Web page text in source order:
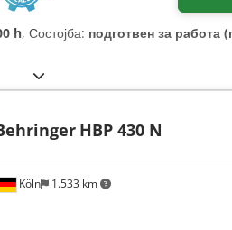
h, Состојба: подготвен за работа
Köln 1.533 km
HBP 430 N